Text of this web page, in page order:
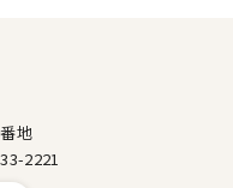
地
2221